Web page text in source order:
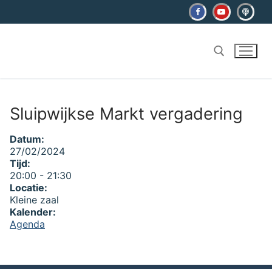
naar
Sluipwijkse Markt vergadering
Datum:
27/02/2024
Tijd:
20:00 - 21:30
Locatie:
Kleine zaal
Kalender:
Agenda